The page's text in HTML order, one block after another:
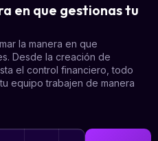
en que gestionas tu
la manera en que
Desde la creación de
el control financiero, todo
equipo trabajen de manera